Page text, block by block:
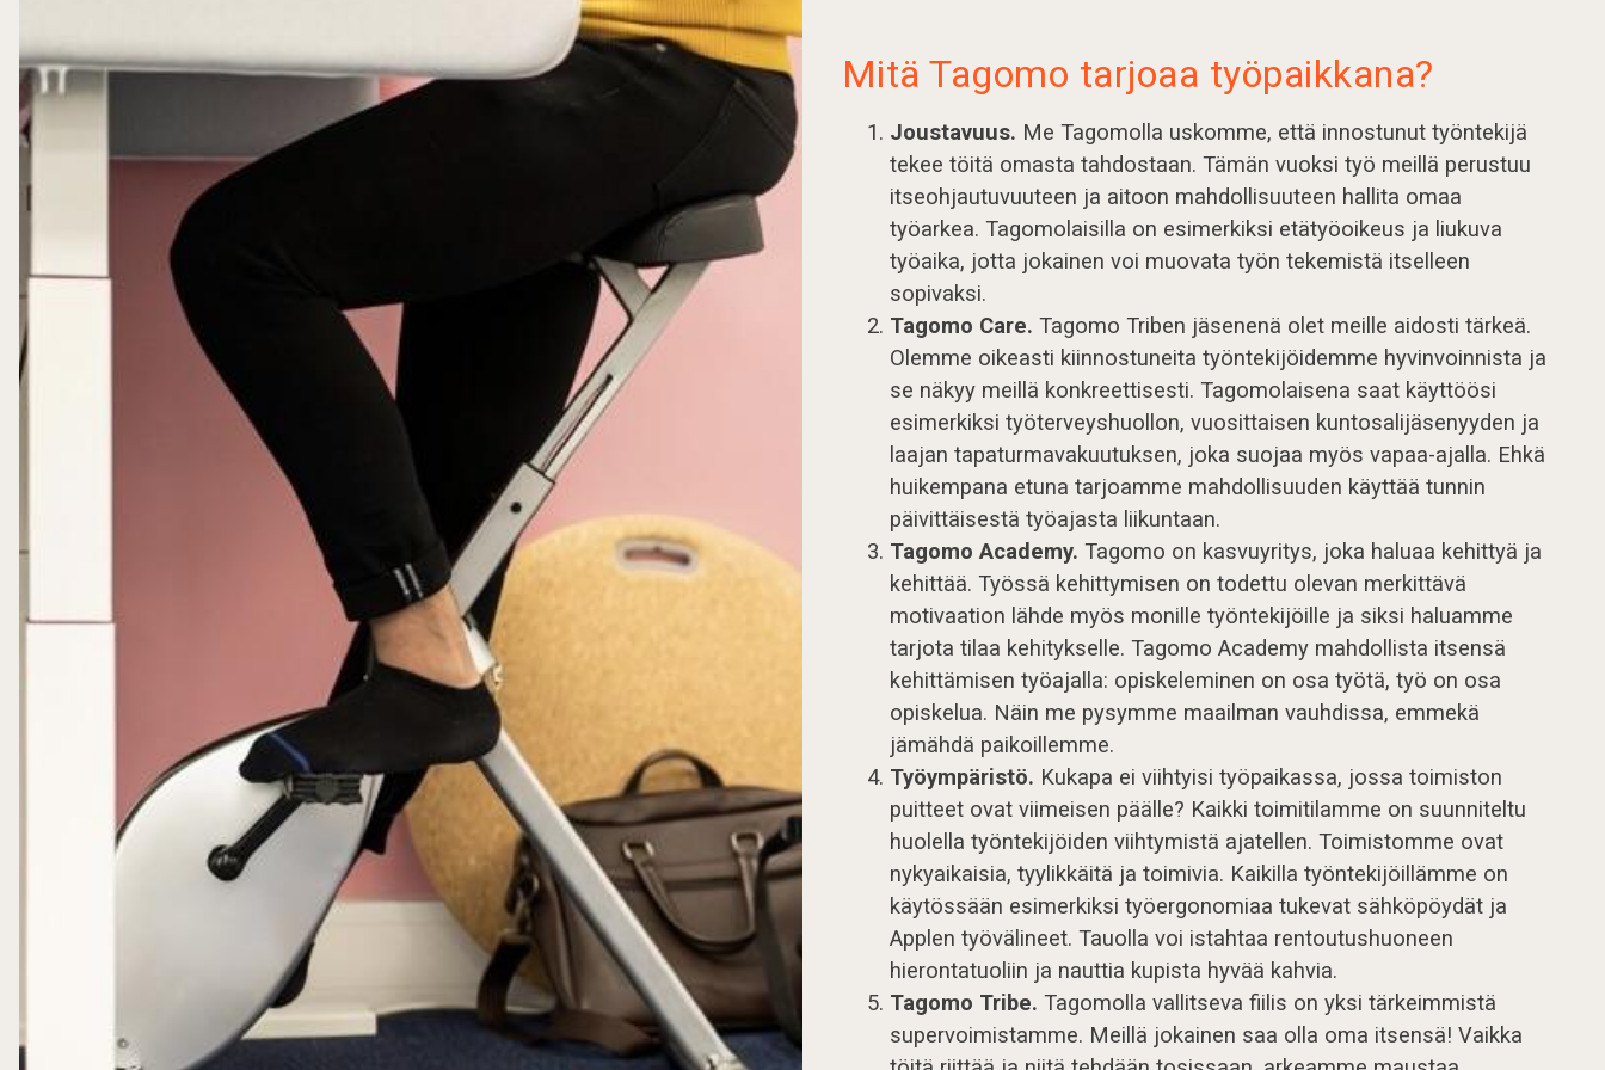
Mitä Tagomo tarjoaa työpaikkana?
Joustavuus. Me Tagomolla uskomme, että innostunut työntekijä
tekee töitä omasta tahdostaan. Tämän vuoksi työ meillä perustuu
itseohjautuvuuteen ja aitoon mahdollisuuteen hallita omaa
työarkea. Tagomolaisilla on esimerkiksi etätyöoikeus ja liukuva
työaika, jotta jokainen voi muovata työn tekemistä itselleen
sopivaksi.
Tagomo Care. Tagomo Triben jäsenenä olet meille aidosti tärkeä.
Olemme oikeasti kiinnostuneita työntekijöidemme hyvinvoinnista ja
se näkyy meillä konkreettisesti. Tagomolaisena saat käyttöösi
esimerkiksi työterveyshuollon, vuosittaisen kuntosalijäsenyyden ja
laajan tapaturmavakuutuksen, joka suojaa myös vapaa-ajalla. Ehkä
huikempana etuna tarjoamme mahdollisuuden käyttää tunnin
päivittäisestä työajasta liikuntaan.
Tagomo Academy. Tagomo on kasvuyritys, joka haluaa kehittyä ja
kehittää. Työssä kehittymisen on todettu olevan merkittävä
motivaation lähde myös monille työntekijöille ja siksi haluamme
tarjota tilaa kehitykselle. Tagomo Academy mahdollista itsensä
kehittämisen työajalla: opiskeleminen on osa työtä, työ on osa
opiskelua. Näin me pysymme maailman vauhdissa, emmekä
jämähdä paikoillemme.
Työympäristö. Kukapa ei viihtyisi työpaikassa, jossa toimiston
puitteet ovat viimeisen päälle? Kaikki toimitilamme on suunniteltu
huolella työntekijöiden viihtymistä ajatellen. Toimistomme ovat
nykyaikaisia, tyylikkäitä ja toimivia. Kaikilla työntekijöillämme on
käytössään esimerkiksi työergonomiaa tukevat sähköpöydät ja
Applen työvälineet. Tauolla voi istahtaa rentoutushuoneen
hierontatuoliin ja nauttia kupista hyvää kahvia.
Tagomo Tribe. Tagomolla vallitseva fiilis on yksi tärkeimmistä
supervoimistamme. Meillä jokainen saa olla oma itsensä! Vaikka